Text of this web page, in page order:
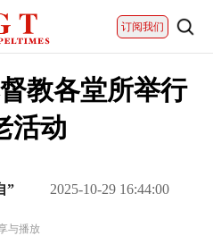
订阅我们
教各堂所举行
活动
” 2025-10-29 16:44:00
与播放